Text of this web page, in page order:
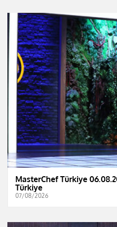
MasterChef Türkiye
Türkiye
07/08/2026